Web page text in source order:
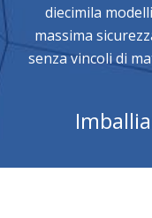
diecimila
massima
senza vincoli di